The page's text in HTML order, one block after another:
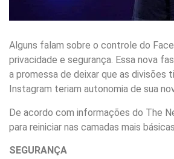
Alguns falam sobre o controle do
privacidade e segurança. Essa nova
a promessa de deixar que as divisões
Instagram teriam autonomia de sua
De acordo com informações do The
para reiniciar nas camadas mais
SEGURANÇA